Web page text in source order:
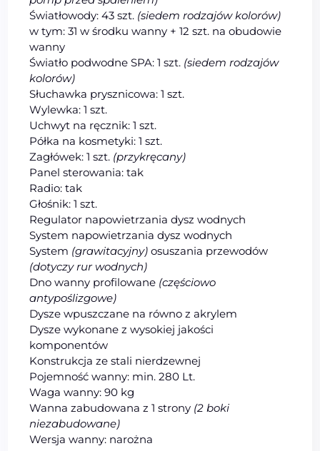
Światłowody: 43 szt. (siedem rodzajów kolorów)
w tym: 31 w środku wanny + 12 szt. na obudowie
wanny
Światło podwodne SPA: 1 szt. (siedem rodzajów
kolorów)
Słuchawka prysznicowa: 1 szt.
Wylewka: 1 szt.
Uchwyt na ręcznik: 1 szt.
Półka na kosmetyki: 1 szt.
Zagłówek: 1 szt. (przykręcany)
Panel sterowania: tak
Radio: tak
Głośnik: 1 szt.
Regulator napowietrzania dysz wodnych
System napowietrzania dysz wodnych
System (grawitacyjny) osuszania przewodów
(dotyczy rur wodnych)
Dno wanny profilowane (częściowo
antypoślizgowe)
Dysze wpuszczane na równo z akrylem
Dysze wykonane z wysokiej jakości
komponentów
Konstrukcja ze stali nierdzewnej
Pojemność wanny: min. 280 Lt.
Waga wanny: 90 kg
Wanna zabudowana z 1 strony (2 boki
niezabudowane)
Wersja wanny: narożna